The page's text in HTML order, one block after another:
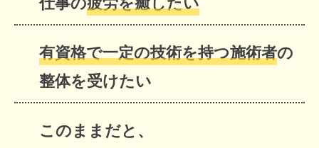
有資格で一定の技術を持つ施術者の
整体を受けたい
このままだと、